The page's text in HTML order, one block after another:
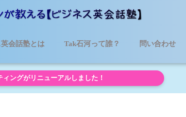
英会話塾とは Tak石河って誰？ 問い合わせ
ングがリニューアルしました！